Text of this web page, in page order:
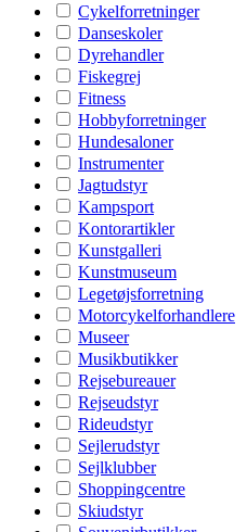
Cykelforretninger
Danseskoler
Dyrehandler
Fiskegrej
Fitness
Hobbyforretninger
Hundesaloner
Instrumenter
Jagtudstyr
Kampsport
Kontorartikler
Kunstgalleri
Kunstmuseum
Legetøjsforretning
Motorcykelforhandlere
Museer
Musikbutikker
Rejsebureauer
Rejseudstyr
Rideudstyr
Sejlerudstyr
Sejlklubber
Shoppingcentre
Skiudstyr